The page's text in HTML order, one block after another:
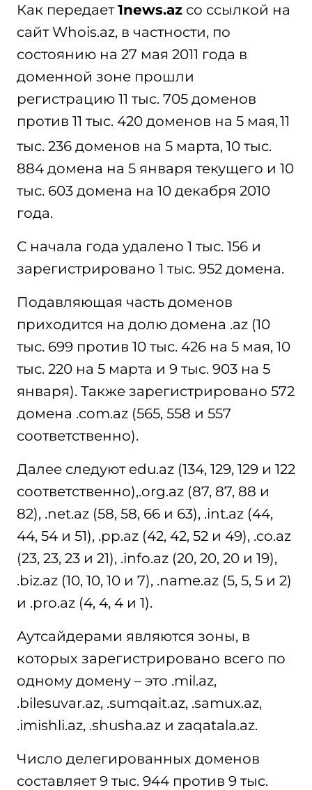
Как передает1news.az со ссылкой на
сайт Whois.az, в частности, по
состоянию на 27 мая 2011 года в
доменной зоне прошли
регистрацию 11 тыс. 705 доменов
против 11 тыс. 420 доменов на 5 мая,11
тыс. 236 доменов на 5 марта, 10 тыс.
884 домена на 5 января текущего и 10
тыс. 603 домена на 10 декабря 2010
года.
С начала года удалено 1 тыс. 156 и
зарегистрировано 1 тыс. 952 домена.
Подавляющая часть доменов
приходится на долю домена .az (10
тыс. 699 против 10 тыс. 426 на 5 мая, 10
тыс. 220 на 5 марта и 9 тыс. 903 на 5
января). Также зарегистрировано 572
домена .com.az (565, 558 и 557
соответственно).
Далее следуют edu.az (134, 129, 129 и 122
соответственно),.org.az (87, 87, 88 и
82), .net.az (58, 58, 66 и 63), .int.az (44,
44, 54 и 51), .pp.az (42, 42, 52 и 49), .co.az
(23, 23, 23 и 21), .info.az (20, 20, 20 и 19),
.biz.az (10, 10, 10 и 7), .name.az (5, 5, 5 и 2)
и .pro.az (4, 4, 4 и 1).
Аутсайдерами являются зоны, в
которых зарегистрировано всего по
одному домену – это .mil.az,
.bilesuvar.az, .sumqait.az, .samux.az,
.imishli.az, .shusha.az и zaqatala.az.
Число делегированных доменов
составляет 9 тыс. 944 против 9 тыс.